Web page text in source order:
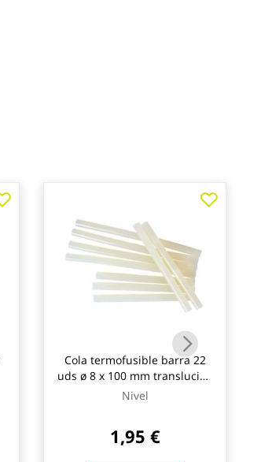
Cola termofusible barra 22
uds ø 8 x 100 mm translucido
nivel
Nivel
1,95 €